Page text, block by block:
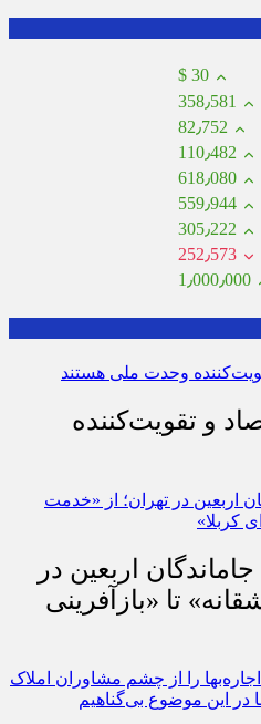
$ 30
358٫581
82٫752
110٫482
618٫080
559٫944
305٫222
252٫573
1٫000٫000
و تقویت‌کننده
اربعین در
تا «بازآفرینی